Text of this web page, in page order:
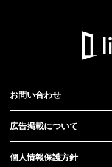
お問い合わせ
広告掲載について
個人情報保護方針